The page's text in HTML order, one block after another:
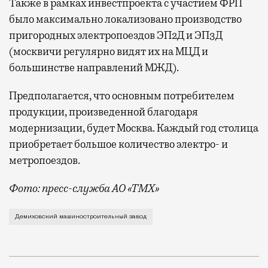
Также в рамках инвестпроекта с участием ФРП
было максимально локализовано производство
пригородных электропоездов ЭП2Д и ЭП3Д
(москвичи регулярно видят их на МЦД и
большинстве направлений МЖД).
Предполагается, что основным потребителем
продукции, произведенной благодаря
модернизации, будет Москва. Каждый год столица
приобретает большое количество электро- и
метропоездов.
Фото: пресс-служба АО «ТМХ»
На Демиховском машиностроительном заводе
Демиховский машиностроительный завод